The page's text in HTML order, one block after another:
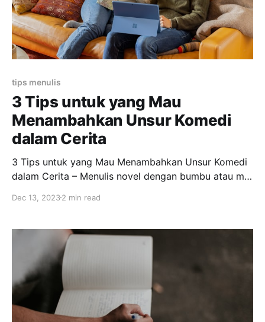
tips menulis
3 Tips untuk yang Mau
Menambahkan Unsur Komedi
dalam Cerita
3 Tips untuk yang Mau Menambahkan Unsur Komedi
dalam Cerita – Menulis novel dengan bumbu atau mix
dia tips untuk kamu yang ingin belajar menulis novel
adalah sandiwara ringan yang penuh dengan
kelucuan meskipun kadang-kadang kelucuan itu
bersifat
Dec 13, 20232 min read